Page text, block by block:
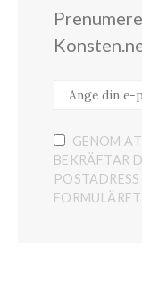
GENOM
BEKRÄFTAR